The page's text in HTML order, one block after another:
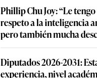
Phillip Chu Joy: “Le
respeto a la inteligencia
pero también mucha
Diputados 2026-2031:
experiencia, nivel